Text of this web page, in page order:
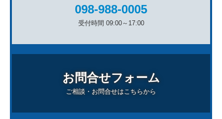
098-988-0005
受付時間 09:00～17:00
お問合せフォーム
ご相談・お問合せはこちらから